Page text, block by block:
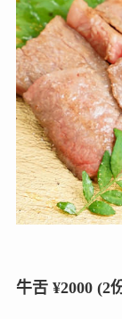
牛舌 ¥2000 (2